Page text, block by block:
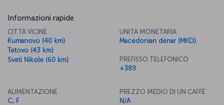
Informazioni rapide
CITTÀ VICINE
Kumanovo (40 km)
Tetovo (43 km)
Sveti Nikole (60 km)
UNITÀ MONETARIA
Macedonian denar (MKD)
PREFISSO TELEFONICO
+389
ALIMENTAZIONE
C, F
PREZZO MEDIO DI UN CAFFÈ
N/A